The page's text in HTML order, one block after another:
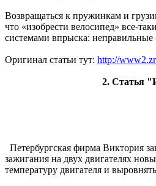
Возвращаться к пружинкам и
что «изобрести велосипед» все-
системами впрыска:
Оригинал статьи тут: http://
2. Статья
Петербургская фирма Виктория
зажигания на двух двигателях
температуру двигателя и